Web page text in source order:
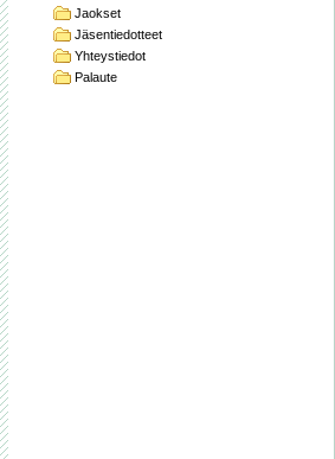
Jaokset
Jäsentiedotteet
Yhteystiedot
Palaute